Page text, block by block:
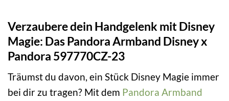
Verzaubere dein Handgelenk mit Disney
Magie: Das Pandora Armband Disney x
Pandora 597770CZ-23
Träumst du davon, ein Stück Disney Magie immer
bei dir zu tragen? Mit dem Pandora Armband